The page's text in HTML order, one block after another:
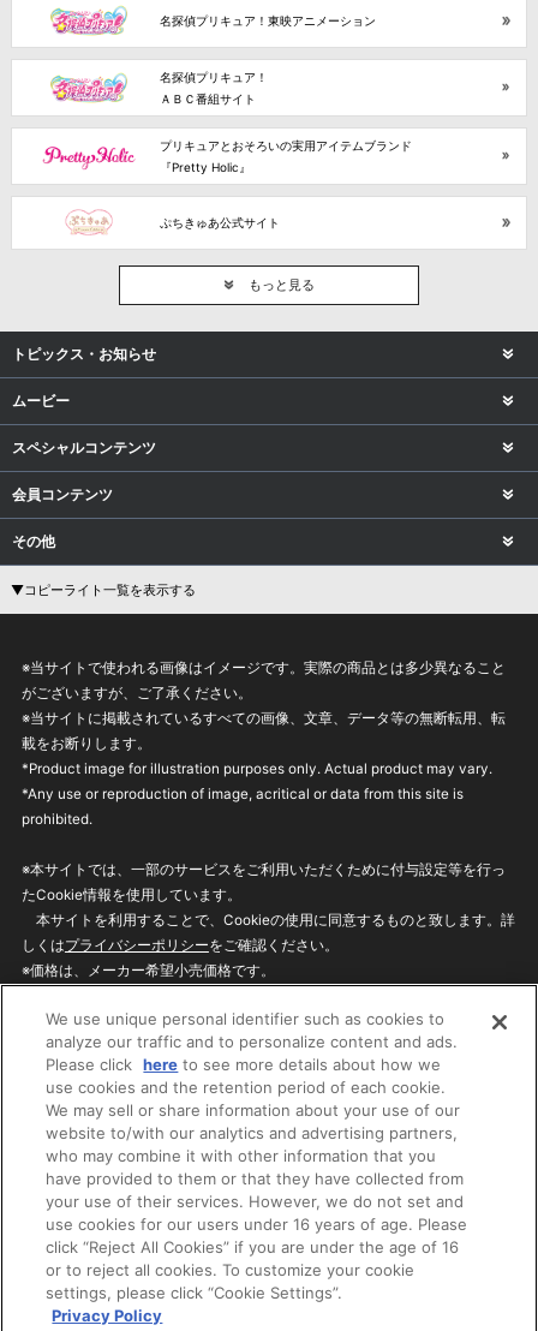
名探偵プリキュア！東映アニメーション
名探偵プリキュア！
ＡＢＣ番組サイト
プリキュアとおそろいの実用アイテムブランド
『Pretty Holic』
ぷちきゅあ公式サイト
もっと見る
トピックス・お知らせ
ムービー
スペシャルコンテンツ
会員コンテンツ
その他
▼コピーライト一覧を表示する
※当サイトで使われる画像はイメージです。実際の商品とは多少異なること
がございますが、ご了承ください。
※当サイトに掲載されているすべての画像、文章、データ等の無断転用、転
載をお断りします。
*Product image for illustration purposes only. Actual product may vary.
*Any use or reproduction of image, acritical or data from this site is
prohibited.
※本サイトでは、一部のサービスをご利用いただくために付与設定等を行っ
たCookie情報を使用しています。
本サイトを利用することで、Cookieの使用に同意するものと致します。詳
しくはプライバシーポリシーをご確認ください。
※価格は、メーカー希望小売価格です。
ざいますのでご了承ください。
privacypolicy
Do Not Sell or Share My
Personal Information
ウェブサイトご利用条件
ソーシャルメディアポリシー
個人情報保護方針
お問い合わせ
©BANDAI
We use unique personal identifier such as cookies to
analyze our traffic and to personalize content and ads.
Please click here to see more details about how we
use cookies and the retention period of each cookie.
We may sell or share information about your use of our
website to/with our analytics and advertising partners,
who may combine it with other information that you
have provided to them or that they have collected from
your use of their services. However, we do not set and
use cookies for our users under 16 years of age. Please
click “Reject All Cookies” if you are under the age of 16
or to reject all cookies. To customize your cookie
settings, please click “Cookie Settings”.
Privacy Policy